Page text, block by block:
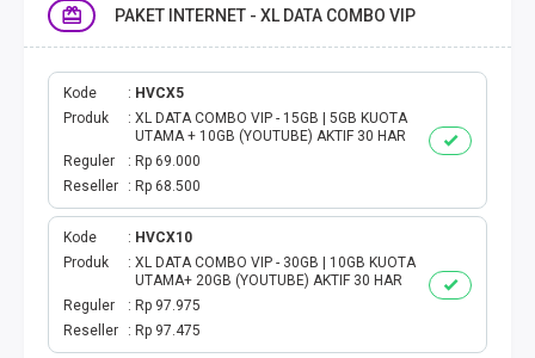
EMONEY
PAKET SAKTI ALL OPT
TELEPON & SMS
PAKET SMS
AKTIVASI PAKET
VOUCHER DATA
PAKET INTERNET - XL DATA COMBO VIP
Kode
HVCX5
Produk
XL DATA COMBO VIP - 15GB | 5GB KUOTA
UTAMA + 10GB (YOUTUBE) AKTIF 30 HAR
Reguler
Rp 69.000
Reseller
Rp 68.500
Kode
HVCX10
Produk
XL DATA COMBO VIP - 30GB | 10GB KUOTA
UTAMA+ 20GB (YOUTUBE) AKTIF 30 HAR
Reguler
Rp 97.975
Reseller
Rp 97.475